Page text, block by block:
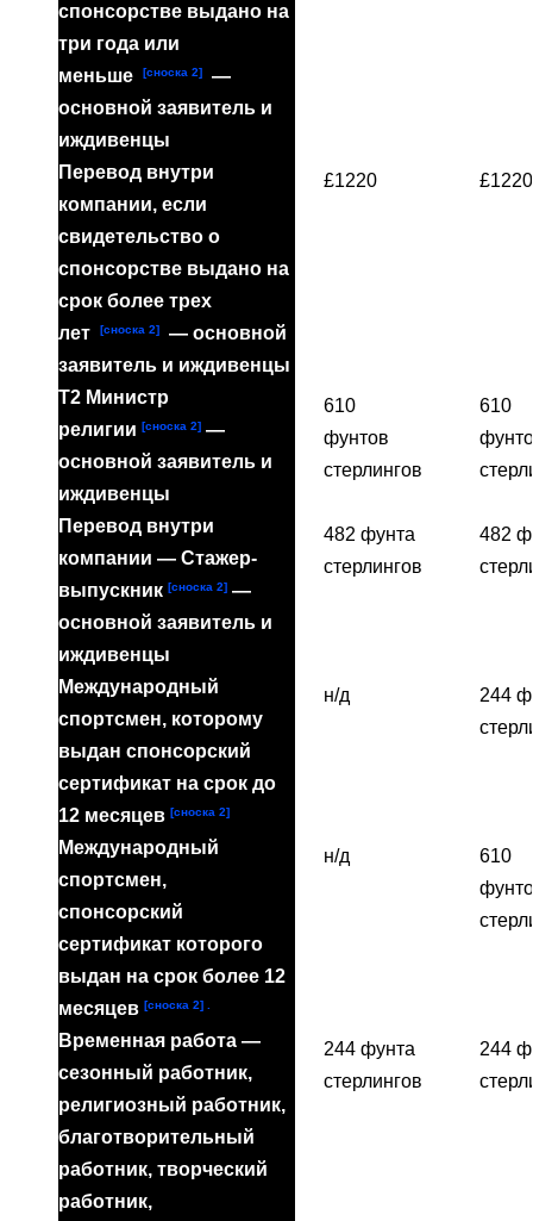
спонсорстве выдано на
три года или
меньше
[сноска 2]
—
основной заявитель и
иждивенцы
Перевод внутри
компании, если
свидетельство о
спонсорстве выдано на
срок более трех
лет
[сноска 2]
— основной
заявитель и иждивенцы
£1220 £1220
T2 Министр
религии [сноска 2] —
основной заявитель и
иждивенцы
610
фунтов
стерлингов
610
Перевод внутри
компании — Стажер-
выпускник [сноска 2] —
основной заявитель и
иждивенцы
482 фунта
стерлингов
482
Международный
спортсмен, которому
выдан спонсорский
сертификат на срок до
12 месяцев [сноска 2]
н/д
244
Международный
спортсмен,
спонсорский
сертификат которого
выдан на срок более 12
месяцев [сноска 2] .
н/д
610
Временная работа —
сезонный работник,
религиозный работник,
благотворительный
работник, творческий
работник,
244 фунта
стерлингов
244